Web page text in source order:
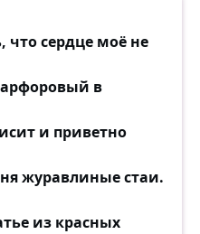
что сердце моё не
в
и приветно
журавлиные стаи.
из красных